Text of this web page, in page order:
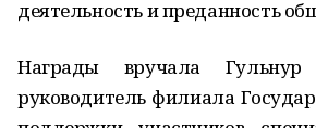
деятельность и преданность
Награды вручала
руководитель филиала